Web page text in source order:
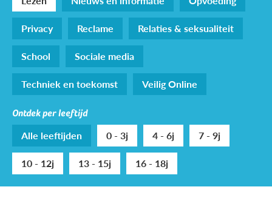
Privacy
Reclame
Relaties & seksualiteit
School
Sociale media
Techniek en toekomst
Veilig Online
Ontdek per leeftijd
Alle leeftijden 0 - 3j 4 - 6j
7 - 9j
10 - 12j
13 - 15j 16 - 18j